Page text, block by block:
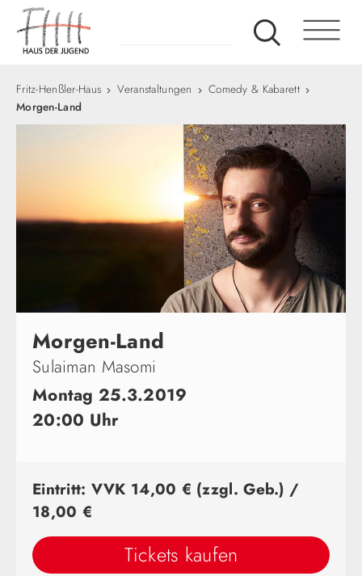
Fritz-Henßler-Haus Veranstaltungen
Comedy & Kabarett
Morgen-Land
Morgen-Land
Sulaiman Masomi
Montag 25.3.2019
20:00 Uhr
Eintritt: VVK 14,00 € (zzgl. Geb.) /
18,00 €
Tickets kaufen